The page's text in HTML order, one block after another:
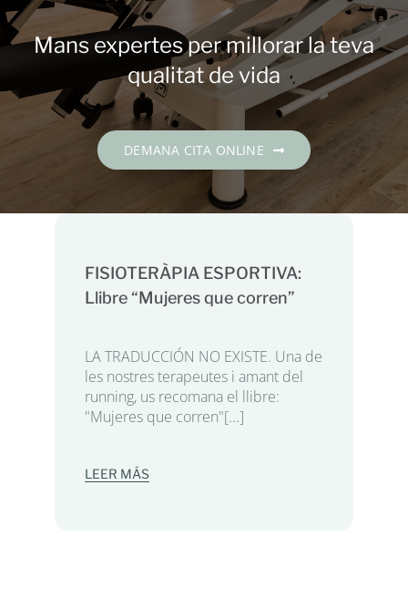
Contacte
Català
Mans expertes per millorar la teva
qualitat de vida
DEMANA CITA ONLINE
FISIOTERÀPIA ESPORTIVA:
Llibre “Mujeres que corren”
LA TRADUCCIÓN NO EXISTE. Una de
les nostres terapeutes i amant del
running, us recomana el llibre:
"Mujeres que corren"[...]
LEER MÁS